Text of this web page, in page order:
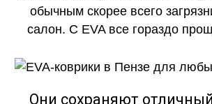
обычным скорее всего
салон. С EVA все гораздо
Они сохраняют